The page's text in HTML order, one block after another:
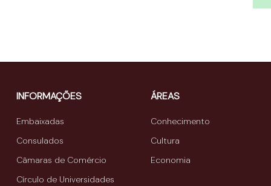
INFORMAÇÕES
Embaixadas
Consulados
Câmaras de Comércio
Círculo de Universidades
ÁREAS
Conhecimento
Cultura
Economia